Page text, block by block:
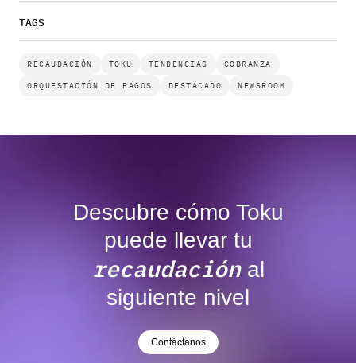
TAGS
RECAUDACIÓN TOKU TENDENCIAS COBRANZA
ORQUESTACIÓN DE PAGOS DESTACADO NEWSROOM
Descubre cómo Toku
puede llevar tu
recaudaciónal
siguiente nivel
Contáctanos